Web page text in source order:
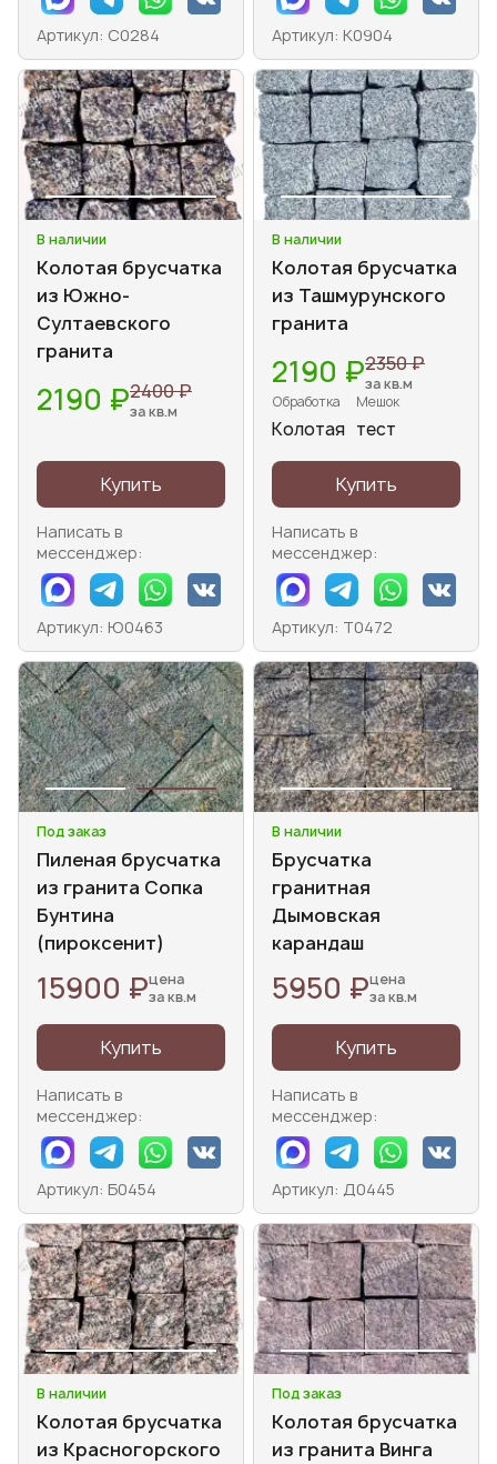
Артикул: С0284 Артикул: К0904
В наличии
Колотая брусчатка
из Южно-
Султаевского
гранита
2190 ₽2400 ₽
за кв.м
Купить
Написать в
мессенджер:
Артикул: Ю0463
В наличии
Колотая брусчатка
из Ташмурунского
гранита
2190 ₽2350 ₽
за кв.м
Обработка
Колотая
Мешок
тест
Купить
Написать в
мессенджер:
Артикул: Т0472
Под заказ
Пиленая брусчатка
из гранита Сопка
Бунтина
(пироксенит)
15900 ₽цена
за кв.м
Купить
Написать в
мессенджер:
Артикул: Б0454
В наличии
Брусчатка
гранитная
Дымовская
карандаш
5950 ₽цена
за кв.м
Купить
Написать в
мессенджер:
Артикул: Д0445
В наличии
Колотая брусчатка
из Красногорского
Под заказ
Колотая брусчатка
из гранита Винга